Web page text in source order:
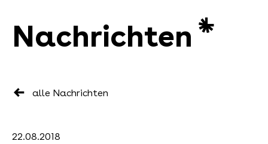
Nachrichten
alle Nachrichten
22.08.2018